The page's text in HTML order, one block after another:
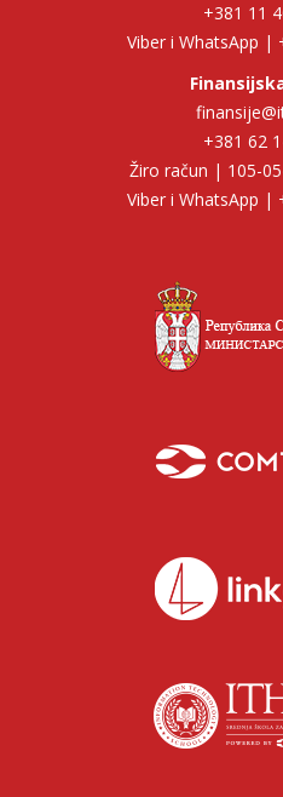
+381 11
Viber i WhatsApp |
+381 62
Žiro račun | 105-
Viber i WhatsApp |